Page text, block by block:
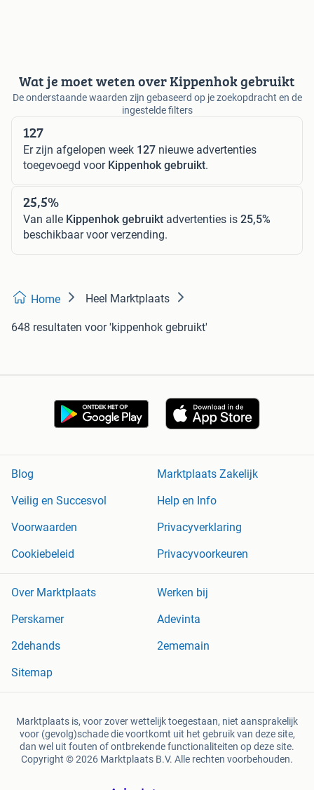
Wat je moet weten over Kippenhok gebruikt
De onderstaande waarden zijn gebaseerd op je zoekopdracht en de
ingestelde filters
127
Er zijn afgelopen week 127 nieuwe advertenties
toegevoegd voor Kippenhok gebruikt.
25,5%
Van alle Kippenhok gebruikt advertenties is 25,5%
beschikbaar voor verzending.
Home Heel Marktplaats
648 resultaten voor 'kippenhok gebruikt'
Blog
Marktplaats Zakelijk
Veilig en Succesvol
Help en Info
Voorwaarden
Privacyverklaring
Cookiebeleid
Privacyvoorkeuren
Over Marktplaats
Werken bij
Perskamer
Adevinta
2dehands
2ememain
Sitemap
Marktplaats is, voor zover wettelijk toegestaan, niet aansprakelijk
voor (gevolg)schade die voortkomt uit het gebruik van deze site,
dan wel uit fouten of ontbrekende functionaliteiten op deze site.
Copyright © 2026 Marktplaats B.V. Alle rechten voorbehouden.